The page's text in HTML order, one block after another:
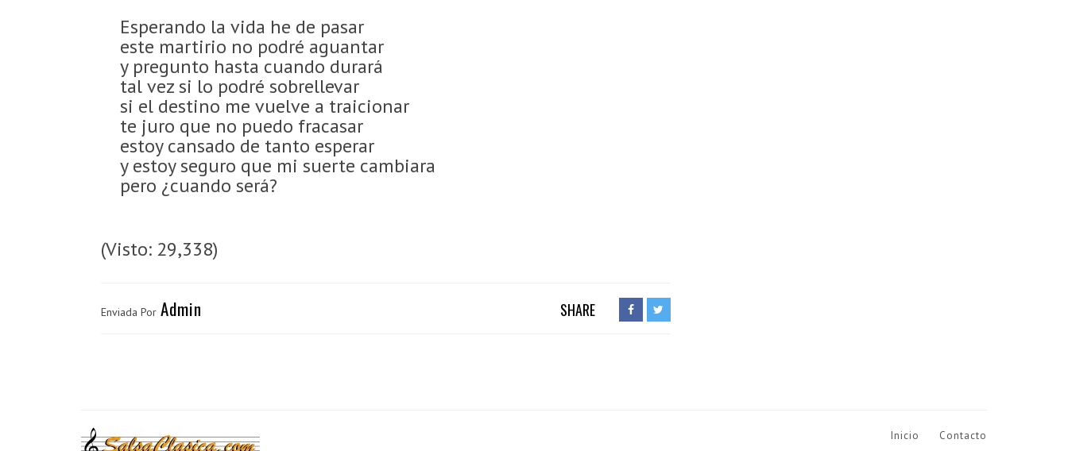
Esperando la vida he de pasar
este martirio no podré aguantar
y pregunto hasta cuando durará
tal vez si lo podré sobrellevar
si el destino me vuelve a traicionar
te juro que no puedo fracasar
estoy cansado de tanto esperar
y estoy seguro que mi suerte cambiara
pero ¿cuando será?
(Visto: 29,338)
Enviada Por Admin SHARE
Inicio Contacto